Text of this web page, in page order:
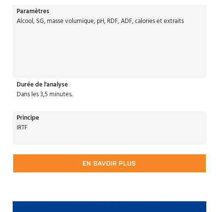
Paramètres
Alcool, SG, masse volumique, pH, RDF, ADF, calories et extraits
Durée de l'analyse
Dans les 3,5 minutes.
Principe
IRTF
EN SAVOIR PLUS